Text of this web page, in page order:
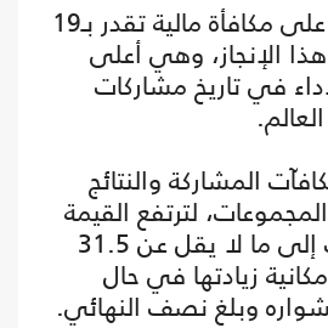
وسيحصل الاتحاد على مكافأة مالية تقدر بـ19
الإنجاز، وهي أعلى
في تاريخ مشاركات
المشاركة والنتائج
لترتفع القيمة
الإجمالية للعائدات إلى ما لا يقل عن 31.5
زيادتها في حال
وبلغ نصف النهائي.